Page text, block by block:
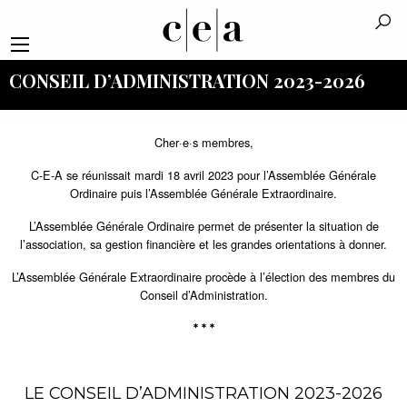
CONSEIL D’ADMINISTRATION 2023-2026
Cher·e·s membres,
C-E-A se réunissait mardi 18 avril 2023 pour l’Assemblée Générale
Ordinaire puis l’Assemblée Générale Extraordinaire.
L’Assemblée Générale Ordinaire permet de présenter la situation de
l’association, sa gestion financière et les grandes orientations à donner.
L’Assemblée Générale Extraordinaire procède à l’élection des membres du
Conseil d’Administration.
* * *
LE CONSEIL D’ADMINISTRATION 2023-2026